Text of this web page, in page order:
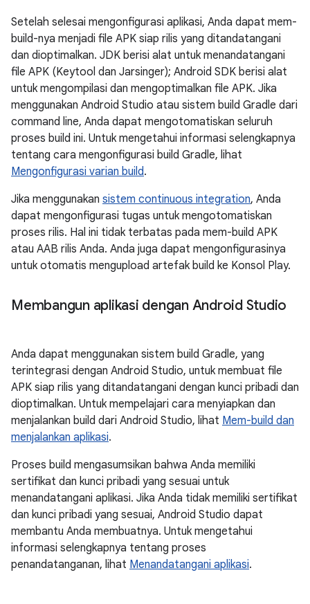
Setelah selesai mengonfigurasi aplikasi, Anda dapat mem-
build-nya menjadi file APK siap rilis yang ditandatangani
dan dioptimalkan. JDK berisi alat untuk menandatangani
file APK (Keytool dan Jarsinger); Android SDK berisi alat
untuk mengompilasi dan mengoptimalkan file APK. Jika
menggunakan Android Studio atau sistem build Gradle dari
command line, Anda dapat mengotomatiskan seluruh
proses build ini. Untuk mengetahui informasi selengkapnya
tentang cara mengonfigurasi build Gradle, lihat
Mengonfigurasi varian build.
Jika menggunakan sistem continuous integration, Anda
dapat mengonfigurasi tugas untuk mengotomatiskan
proses rilis. Hal ini tidak terbatas pada mem-build APK
atau AAB rilis Anda. Anda juga dapat mengonfigurasinya
untuk otomatis mengupload artefak build ke Konsol Play.
Membangun aplikasi dengan Android Studio
Anda dapat menggunakan sistem build Gradle, yang
terintegrasi dengan Android Studio, untuk membuat file
APK siap rilis yang ditandatangani dengan kunci pribadi dan
dioptimalkan. Untuk mempelajari cara menyiapkan dan
menjalankan build dari Android Studio, lihat Mem-build dan
menjalankan aplikasi.
Proses build mengasumsikan bahwa Anda memiliki
sertifikat dan kunci pribadi yang sesuai untuk
menandatangani aplikasi. Jika Anda tidak memiliki sertifikat
dan kunci pribadi yang sesuai, Android Studio dapat
membantu Anda membuatnya. Untuk mengetahui
informasi selengkapnya tentang proses
penandatanganan, lihat Menandatangani aplikasi.